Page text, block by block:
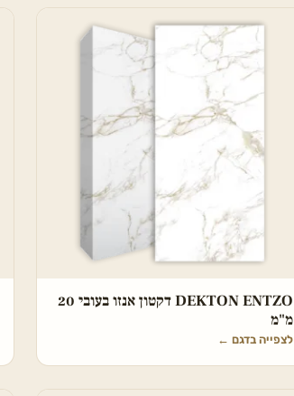
DEKTON ENTZO דקטון אנזו בעובי 20
מ"מ
לצפייה בדגם ←